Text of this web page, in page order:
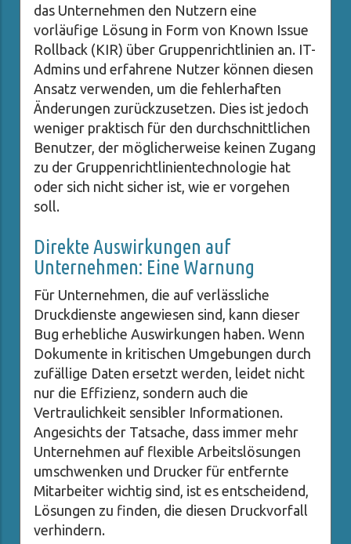
das Unternehmen den Nutzern eine
vorläufige Lösung in Form von Known Issue
Rollback (KIR) über Gruppenrichtlinien an. IT-
Admins und erfahrene Nutzer können diesen
Ansatz verwenden, um die fehlerhaften
Änderungen zurückzusetzen. Dies ist jedoch
weniger praktisch für den durchschnittlichen
Benutzer, der möglicherweise keinen Zugang
zu der Gruppenrichtlinientechnologie hat
oder sich nicht sicher ist, wie er vorgehen
soll.
Direkte Auswirkungen auf
Unternehmen: Eine Warnung
Für Unternehmen, die auf verlässliche
Druckdienste angewiesen sind, kann dieser
Bug erhebliche Auswirkungen haben. Wenn
Dokumente in kritischen Umgebungen durch
zufällige Daten ersetzt werden, leidet nicht
nur die Effizienz, sondern auch die
Vertraulichkeit sensibler Informationen.
Angesichts der Tatsache, dass immer mehr
Unternehmen auf flexible Arbeitslösungen
umschwenken und Drucker für entfernte
Mitarbeiter wichtig sind, ist es entscheidend,
Lösungen zu finden, die diesen Druckvorfall
verhindern.